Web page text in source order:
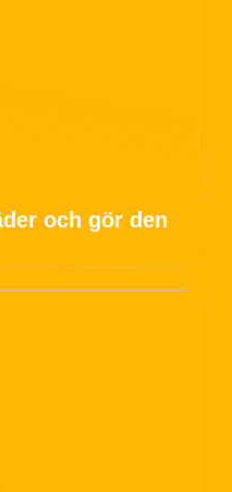
och gör den